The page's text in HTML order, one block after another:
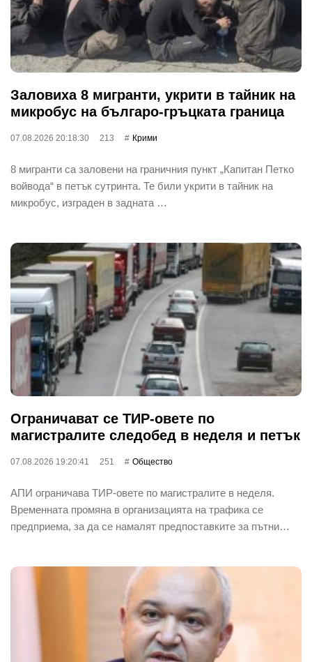
Заловиха 8 мигранти, укрити в тайник на
микробус на българо-гръцката граница
07.08.2026 20:18:30 213 Крими
8 мигранти са заловени на граничния пункт „Капитан Петко
войвода“ в петък сутринта. Те били укрити в тайник на
микробус, изграден в задната …
Ограничават се ТИР-овете по
магистралите следобед в неделя и петък
07.08.2026 19:20:41 251 Общество
АПИ ограничава ТИР-овете по магистралите в неделя.
Временната промяна в организацията на трафика се
предприема, за да се намалят предпоставките за пътни…